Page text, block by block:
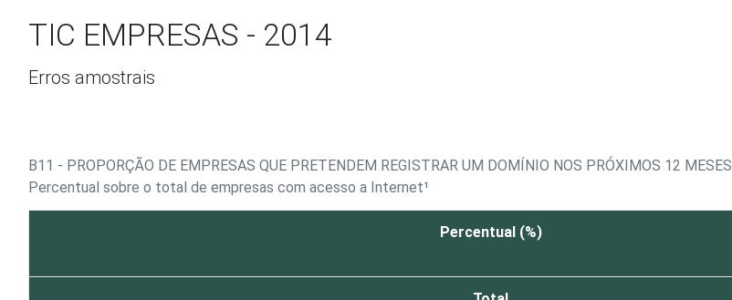
TIC EMPRESAS - 2014
Erros amostrais
B11 - PROPORÇÃO DE EMPRESAS QUE PRETENDEM REGISTRAR UM DOMÍNIO NOS PRÓXIMOS 12 MESES
Percentual sobre o total de empresas com acesso a Internet¹
Percentual (%)